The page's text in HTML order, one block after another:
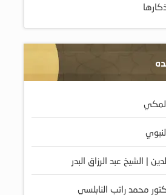
المكي
| الشيخ عبد الرزاق البدر
محمد راتب النابلسي